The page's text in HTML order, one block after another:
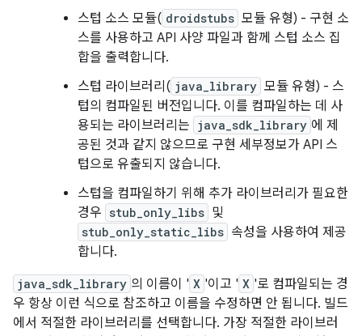
스텁 소스 모듈( droidstubs 모듈 유형) - 구현 소
스를 사용하고 API 사양 파일과 함께 스텁 소스 집
합을 출력합니다.
스텁 라이브러리( java_library 모듈 유형) - 스
텁의 컴파일된 버전입니다. 이를 컴파일하는 데 사
용되는 라이브러리는 java_sdk_library 에 제
공된 것과 같지 않으므로 구현 세부정보가 API 스
텁으로 유출되지 않습니다.
스텁을 컴파일하기 위해 추가 라이브러리가 필요한
경우 stub_only_libs 및
stub_only_static_libs 속성을 사용하여 제공
합니다.
java_sdk_library 의 이름이 ' X '이고 ' X '로 컴파일되는 경
우 항상 이런 식으로 참조하고 이름을 수정하면 안 됩니다. 빌드
에서 적절한 라이브러리를 선택합니다. 가장 적절한 라이브러